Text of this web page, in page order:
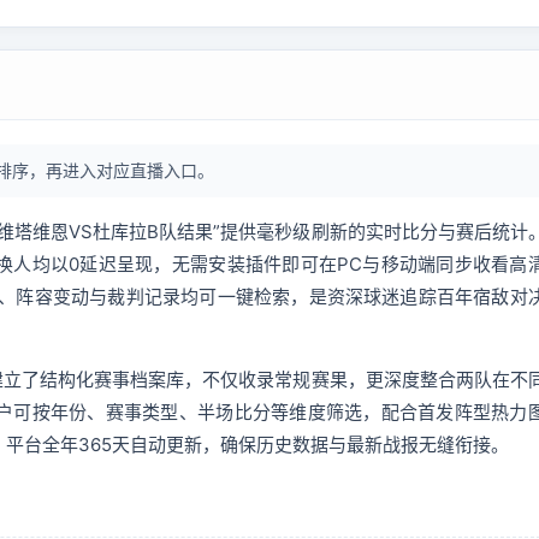
，再进入对应直播入口。
塔维恩VS杜库拉B队结果”提供毫秒级刷新的实时比分与赛后统计
均以0延迟呈现，无需安装插件即可在PC与移动端同步收看高
阵容变动与裁判记录均可一键检索，是资深球迷追踪百年宿敌对
了结构化赛事档案库，不仅收录常规赛果，更深度整合两队在不
按年份、赛事类型、半场比分等维度筛选，配合首发阵型热力
台全年365天自动更新，确保历史数据与最新战报无缝衔接。